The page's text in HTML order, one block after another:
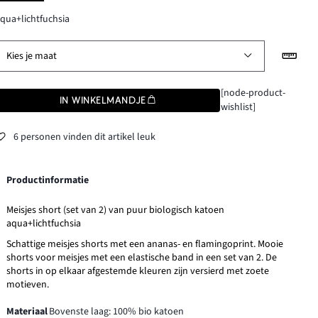
Kies je maat
IN WINKELMANDJE
[node-product-
wishlist]
6 personen vinden dit artikel leuk
Productinformatie
Meisjes short (set van 2) van puur biologisch katoen
aqua+lichtfuchsia
Schattige meisjes shorts met een ananas- en flamingoprint. Mooie
shorts voor meisjes met een elastische band in een set van 2. De
shorts in op elkaar afgestemde kleuren zijn versierd met zoete
motieven.
MateriaalBovenste laag: 100% bio katoen